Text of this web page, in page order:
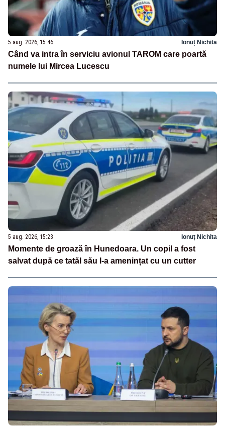
5 aug. 2026, 15:46 Ionuț Nichita
Când va intra în serviciu avionul TAROM care poartă
numele lui Mircea Lucescu
5 aug. 2026, 15:23 Ionuț Nichita
Momente de groază în Hunedoara. Un copil a fost
salvat după ce tatăl său l-a amenințat cu un cutter